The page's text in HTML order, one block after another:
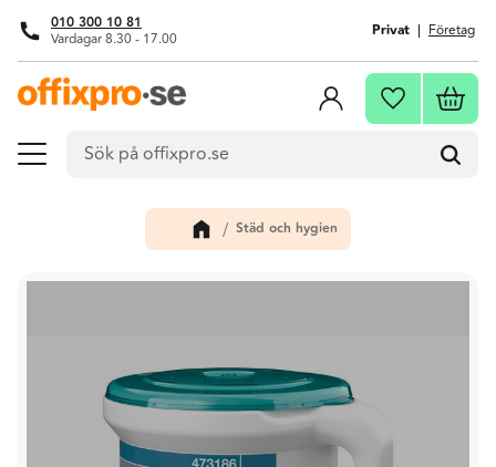
Meny
010 300 10 81
Vardagar 8.30 - 17.00 Privat Företag
Favoriter
Städ och hygien